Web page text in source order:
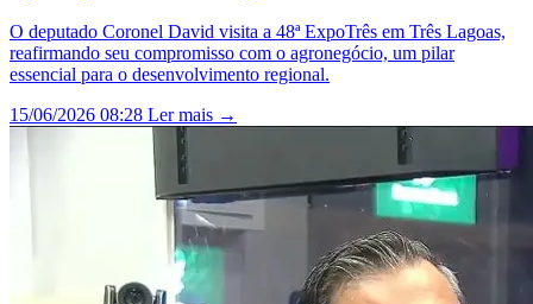
O deputado Coronel David visita a 48ª ExpoTrês em Três Lagoas,
reafirmando seu compromisso com o agronegócio, um pilar
essencial para o desenvolvimento regional.
15/06/2026 08:28 Ler mais →